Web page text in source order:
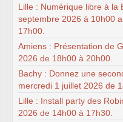
Lille : Numérique libre à la
septembre 2026 à 10h00
17h00.
Amiens : Présentation de
2026 de 18h00 à 20h00.
Bachy : Donnez une
mercredi 1 juillet 2026 de
Lille : Install party des
2026 de 14h00 à 17h30.